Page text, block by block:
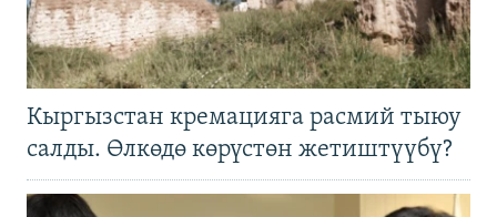
Кыргызстан кремацияга расмий тыюу
салды. Өлкөдө көрүстөн жетиштүүбү?